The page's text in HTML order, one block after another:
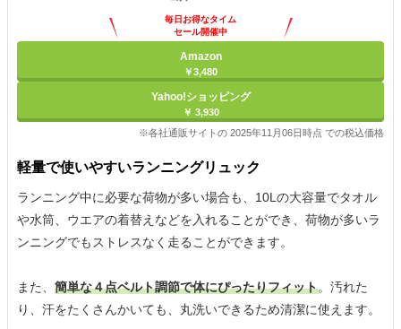
毎日お得なタイム
セール開催中
Amazon
￥3,480
Yahoo!ショッピング
￥ 3,930
※各社通販サイトの 2025年11月06日時点 での税込価格
軽量で使いやすいランニングリュック
ランニング中に必要な荷物が多い場合も、10Lの大容量でタオル
や水筒、ウエアの着替えなどを入れることができ、荷物が多いラ
ンニングでもストレスなく走ることができます。
また、 簡単な４点ベルト調節で体にぴったりフィット。汚れた
り、汗をたくさんかいても、丸洗いできるため清潔に使えます。